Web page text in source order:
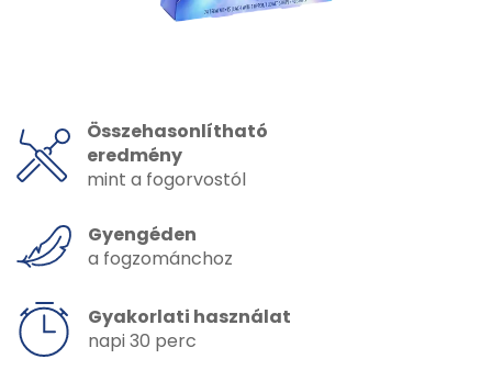
Összehasonlítható
eredmény
mint a fogorvostól
Gyengéden
a fogzománchoz
Gyakorlati használat
napi 30 perc